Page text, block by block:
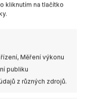
kliknutím na tlačítko
Měření výkonu
publiku
z různých zdrojů.